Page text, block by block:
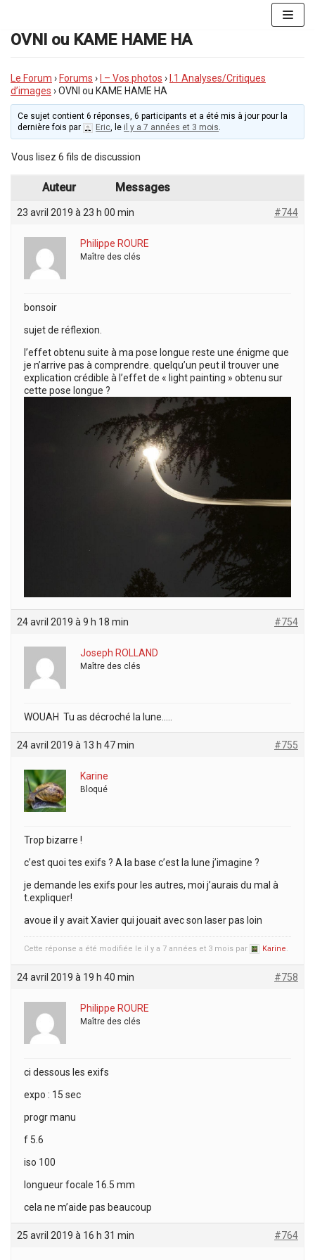
au
contenu
OVNI ou KAME HAME HA
Le Forum › Forums › I – Vos photos ›
I.1 Analyses/Critiques
d’images ›OVNI ou KAME HAME HA
Ce sujet contient 6 réponses, 6 participants et a été mis à jour pour la
dernière fois par
Eric, le il y a 7 années et 3 mois.
Vous lisez 6 fils de discussion
Auteur Messages
23 avril 2019 à 23 h 00 min #744
Philippe ROURE
Maître des clés
bonsoir
sujet de réflexion.
l’effet obtenu suite à ma pose longue reste une énigme que
je n’arrive pas à comprendre. quelqu’un peut il trouver une
explication crédible à l’effet de « light painting » obtenu sur
cette pose longue ?
24 avril 2019 à 9 h 18 min #754
Joseph ROLLAND
Maître des clés
WOUAH Tu as décroché la lune…..
24 avril 2019 à 13 h 47 min #755
Karine
Bloqué
Trop bizarre !
c’est quoi tes exifs ? A la base c’est la lune j’imagine ?
je demande les exifs pour les autres, moi j’aurais du mal à
t.expliquer!
avoue il y avait Xavier qui jouait avec son laser pas loin
Cette réponse a été modifiée le il y a 7 années et 3 mois par Karine.
24 avril 2019 à 19 h 40 min #758
Philippe ROURE
Maître des clés
ci dessous les exifs
expo : 15 sec
progr manu
f 5.6
iso 100
longueur focale 16.5 mm
cela ne m’aide pas beaucoup
25 avril 2019 à 16 h 31 min #764